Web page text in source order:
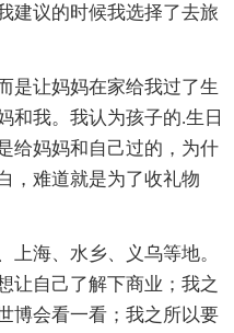
建议的时候我选择了去旅
是让妈妈在家给我过了生
和我。我认为孩子的.生日
给妈妈和自己过的，为什
，难道就是为了收礼物
上海、水乡、义乌等地。
让自己了解下商业；我之
博会看一看；我之所以要